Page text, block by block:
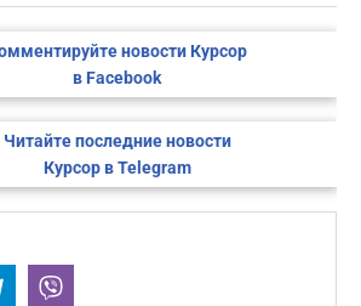
новости Курсор
в Facebook
Читайте последние новости
Курсор в Telegram
Telegram